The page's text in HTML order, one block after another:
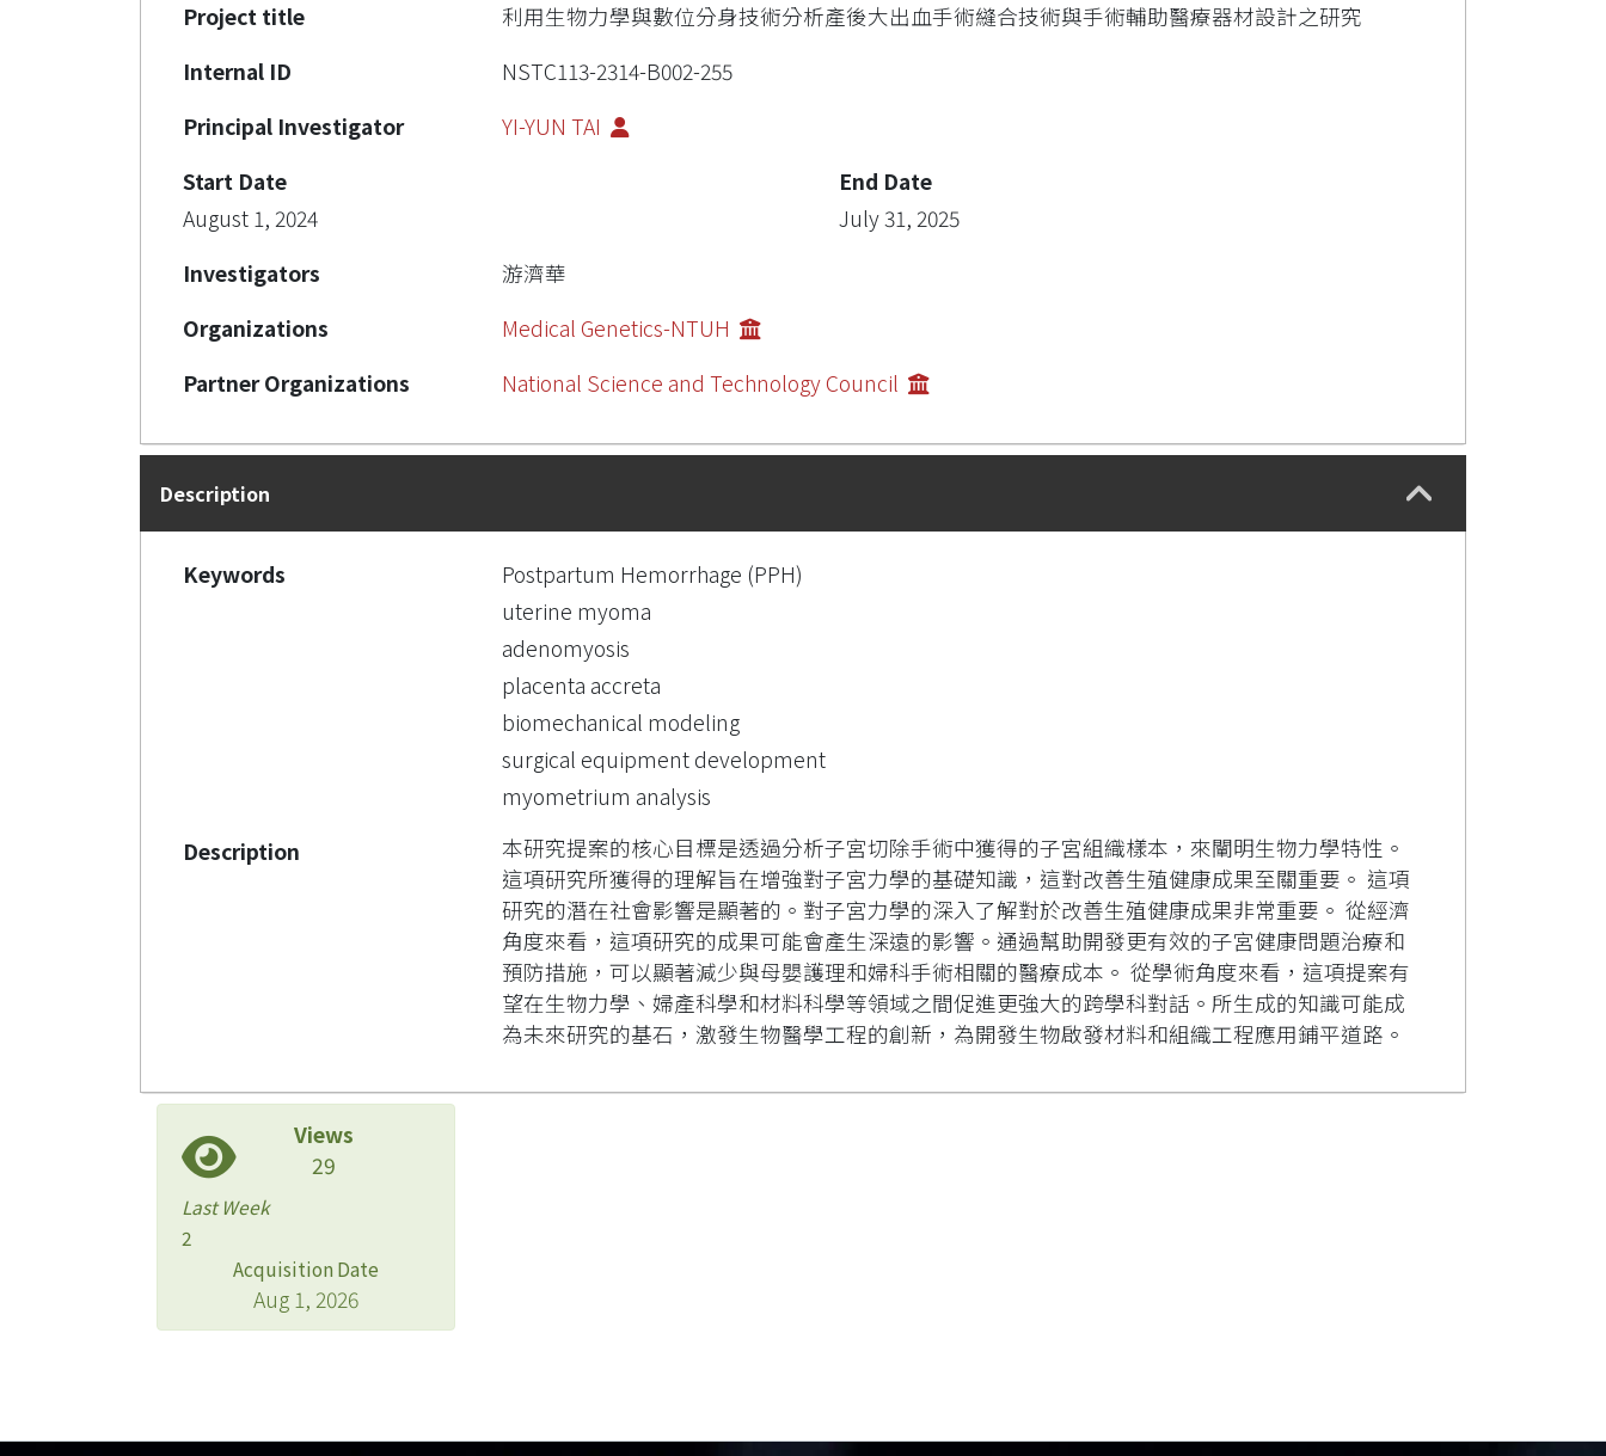
Project title
利用生物力學與數位分身技術分析產後大出血手術縫合技術與手術輔助醫療器材設計之研究
Internal ID
NSTC113-2314-B002-255
Principal Investigator
YI-YUN TAI
Start Date
August 1, 2024
End Date
July 31, 2025
Investigators
游濟華
Organizations
Medical Genetics-NTUH
Partner Organizations
National Science and Technology Council
Description
Keywords
Postpartum Hemorrhage (PPH)
uterine myoma
adenomyosis
placenta accreta
biomechanical modeling
surgical equipment development
myometrium analysis
Description
本研究提案的核心目標是透過分析子宮切除手術中獲得的子宮組織樣本，來闡明生物力學特性。
這項研究所獲得的理解旨在增強對子宮力學的基礎知識，這對改善生殖健康成果至關重要。 這項
研究的潛在社會影響是顯著的。對子宮力學的深入了解對於改善生殖健康成果非常重要。 從經濟
角度來看，這項研究的成果可能會產生深遠的影響。通過幫助開發更有效的子宮健康問題治療和
預防措施，可以顯著減少與母嬰護理和婦科手術相關的醫療成本。 從學術角度來看，這項提案有
望在生物力學、婦產科學和材料科學等領域之間促進更強大的跨學科對話。所生成的知識可能成
為未來研究的基石，激發生物醫學工程的創新，為開發生物啟發材料和組織工程應用鋪平道路。
Views
29
Last Week
2
Acquisition Date
Aug 1, 2026